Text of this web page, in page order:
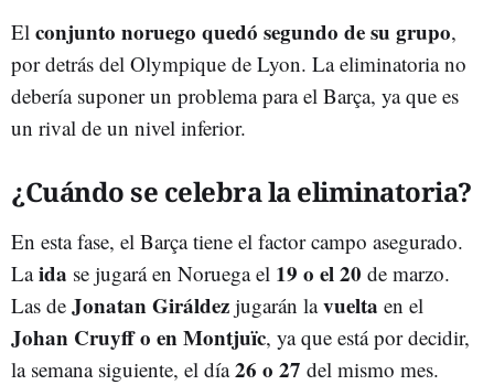
El conjunto noruego quedó segundo de su grupo,
por detrás del Olympique de Lyon. La eliminatoria no
debería suponer un problema para el Barça, ya que es
un rival de un nivel inferior.
¿Cuándo se celebra la eliminatoria?
En esta fase, el Barça tiene el factor campo asegurado.
Laida se jugará en Noruega el 19 o el 20 de marzo.
Las de Jonatan Giráldez jugarán lavuelta en el
Johan Cruyff o en Montjuïc, ya que está por decidir,
la semana siguiente, el día26 o 27 del mismo mes.